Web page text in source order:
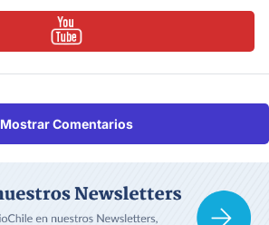
Mostrar Comentarios